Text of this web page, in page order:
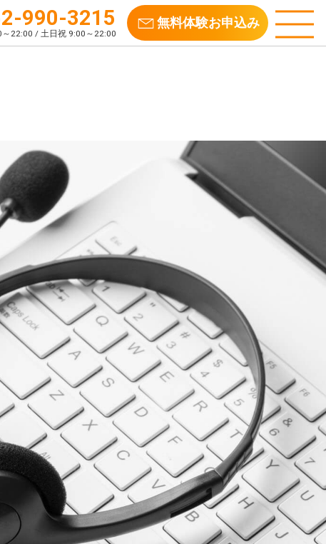
990-3215
22:00 / 土日祝 9:00～22:00
無料体験お申込み